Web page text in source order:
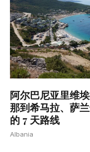
阿尔巴尼亚里维
那到希马拉、萨
的 7 天路线
Albania